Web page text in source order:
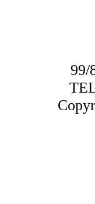
99/